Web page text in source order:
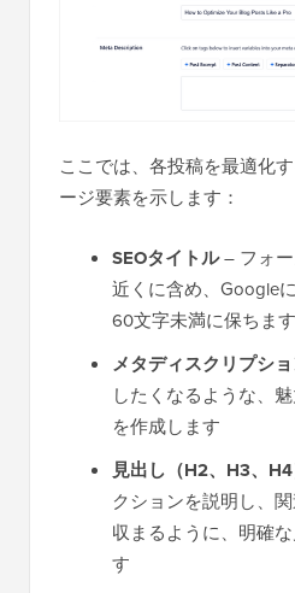
ここでは、各投稿を最適化
ージ要素を示します：
SEOタイトル– フォ
近くに含め、Google
60文字未満に保ちます
メタディスクリプシ
したくなるような、
を作成します
見出し（H2、H3、H4
クションを説明し、
収まるように、明確
す